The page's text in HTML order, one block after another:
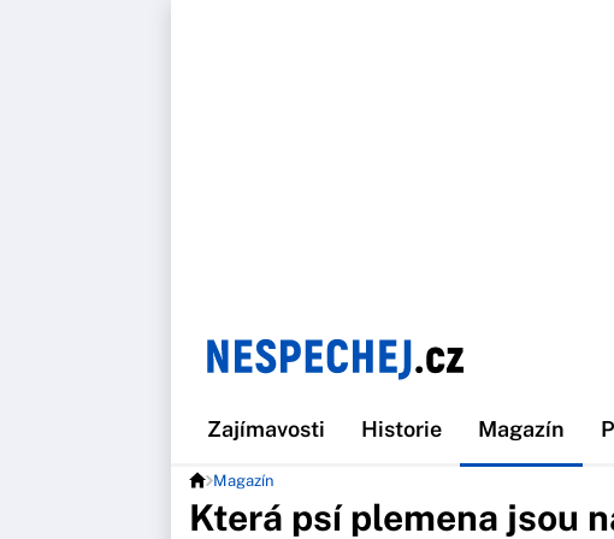
Zajímavosti Historie Magazín
Magazín
Která psí plemena jsou